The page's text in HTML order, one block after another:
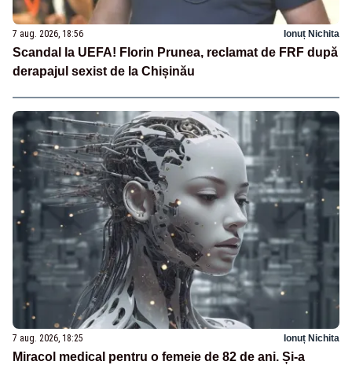
7 aug. 2026, 18:56 Ionuț Nichita
Scandal la UEFA! Florin Prunea, reclamat de FRF după
derapajul sexist de la Chișinău
7 aug. 2026, 18:25 Ionuț Nichita
Miracol medical pentru o femeie de 82 de ani. Și-a